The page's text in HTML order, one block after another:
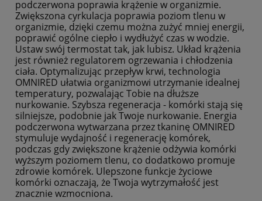
podczerwona poprawia krążenie w organizmie.
Zwiększona cyrkulacja poprawia poziom tlenu w
organizmie, dzięki czemu można zużyć mniej energii,
poprawić ogólne ciepło i wydłużyć czas w wodzie.
Ustaw swój termostat tak, jak lubisz. Układ krążenia
jest również regulatorem ogrzewania i chłodzenia
ciała. Optymalizując przepływ krwi, technologia
OMNIRED ułatwia organizmowi utrzymanie idealnej
temperatury, pozwalając Tobie na dłuższe
nurkowanie. Szybsza regeneracja - komórki stają się
silniejsze, podobnie jak Twoje nurkowanie. Energia
podczerwona wytwarzana przez tkaninę OMNIRED
stymuluje wydajność i regenerację komórek,
podczas gdy zwiększone krążenie odżywia komórki
wyższym poziomem tlenu, co dodatkowo promuje
zdrowie komórek. Ulepszone funkcje życiowe
komórki oznaczają, że Twoja wytrzymałość jest
znacznie wzmocniona.